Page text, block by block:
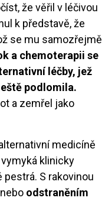
že věřil v léčivou
k představě, že
se mu samozřejmě
a chemoterapii se
léčby, jež
podlomila.
a zemřel jako
medicíně
klinicky
S rakovinou
odstraněním